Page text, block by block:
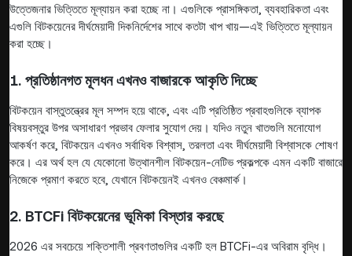
উত্তেজনার ভিত্তিতে মূল্যায়ন করা হচ্ছে না। এগুলিকে প্রাসঙ্গিকতা, ব্যবহারিকতা এবং
এগুলি বিটকয়েনের দীর্ঘমেয়াদী দিকনির্দেশের সাথে কতটা খাপ খায়—এই ভিত্তিতে মূল্যায়ন
করা হচ্ছে।
1. প্রতিষ্ঠানগত মূলধন এখনও বাজারকে আকৃতি দিচ্ছে
বিটকয়েন বাস্তুতন্ত্রের মূল সম্পদ হয়ে থাকে, এবং এটি প্রতিষ্ঠিত প্রবাহগুলিকে ব্যাপক
বিষয়বস্তুর উপর অসাধারণ প্রভাব ফেলার সুযোগ দেয়। যদিও নতুন খাতগুলি মনোযোগ
আকর্ষণ করে, বিটকয়েন এখনও সর্বাধিক বিশ্বাস, তরলতা এবং দীর্ঘমেয়াদী বিশ্বাসকে শোষণ
করে। এর অর্থ হল যে যেকোনো উত্থানশীল বিটকয়েন-নেটিভ প্রকল্পকে এমন একটি বাজারে
নিজেকে প্রমাণ করতে হবে, যেখানে বিটকয়েনই এখনও বেঞ্চমার্ক।
2. BTCFi বিটকয়েনের ভূমিকা বিস্তার করছে
2026 এর সবচেয়ে শক্তিশালী প্রবণতাগুলির একটি হল BTCFi-এর অবিরাম বৃদ্ধি।